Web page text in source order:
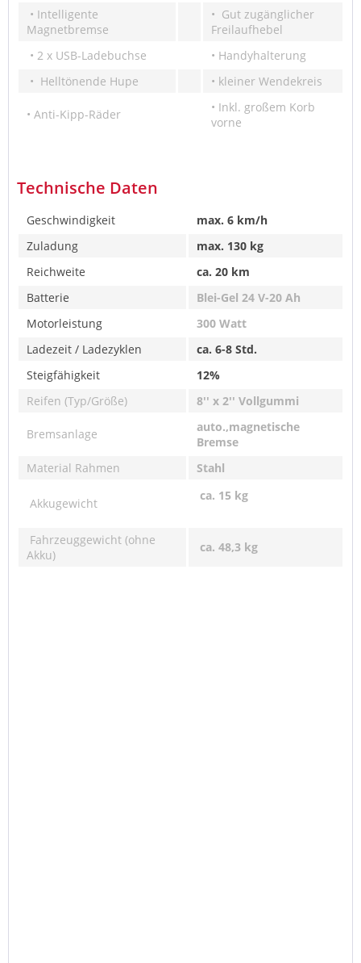
• Intelligente
Magnetbremse
• Gut zugänglicher
Freilaufhebel
• 2 x USB-Ladebuchse
• Handyhalterung
• Helltönende Hupe
• kleiner Wendekreis
• Anti-Kipp-Räder
• Inkl. großem Korb
vorne
Technische Daten
Geschwindigkeit
max. 6 km/h
Zuladung
max. 130 kg
Reichweite
ca. 20 km
Batterie
Blei-Gel 24 V-20 Ah
Motorleistung
300 Watt
Ladezeit / Ladezyklen
ca. 6-8 Std.
Steigfähigkeit
12%
Reifen (Typ/Größe)
8'' x 2'' Vollgummi
Bremsanlage
auto.,magnetische
Bremse
Material Rahmen
Stahl
Akkugewicht
ca. 15 kg
Fahrzeuggewicht (ohne
Akku)
ca. 48,3 kg